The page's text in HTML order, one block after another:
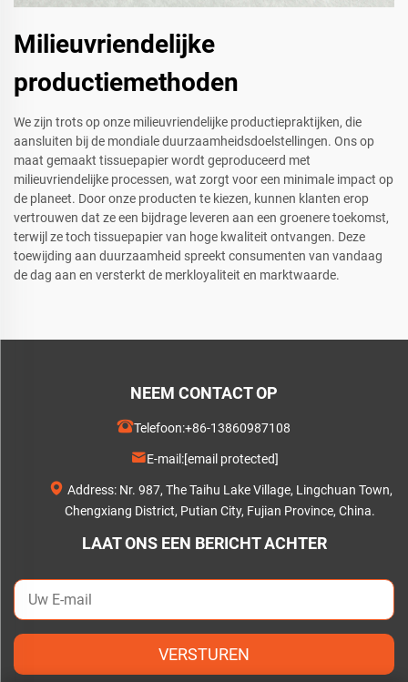
Milieuvriendelijke
productiemethoden
We zijn trots op onze milieuvriendelijke productiepraktijken, die
aansluiten bij de mondiale duurzaamheidsdoelstellingen. Ons op
maat gemaakt tissuepapier wordt geproduceerd met
milieuvriendelijke processen, wat zorgt voor een minimale impact op
de planeet. Door onze producten te kiezen, kunnen klanten erop
vertrouwen dat ze een bijdrage leveren aan een groenere toekomst,
terwijl ze toch tissuepapier van hoge kwaliteit ontvangen. Deze
toewijding aan duurzaamheid spreekt consumenten van vandaag
de dag aan en versterkt de merkloyaliteit en marktwaarde.
NEEM CONTACT OP
Telefoon:+86-13860987108
E-mail:[email protected]
Address: Nr. 987, The Taihu Lake Village, Lingchuan Town,
Chengxiang District, Putian City, Fujian Province, China.
LAAT ONS EEN BERICHT ACHTER
VERSTUREN